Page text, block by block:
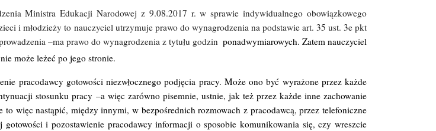
Ministra Edukacji Narodowej z 9.08.2017 r. w sprawie indywidualnego obowiązkowego
i młodzieży to nauczyciel utrzymuje prawo do wynagrodzenia na podstawie art. 35 ust. 3e pkt
–ma prawo do wynagrodzenia z tytułu godzin ponadwymiarowych. Zatem nauczyciel
może leżeć po jego stronie.
pracodawcy gotowości niezwłocznego podjęcia pracy. Może ono być wyrażone przez każde
stosunku pracy –a więc zarówno pisemnie, ustnie, jak też przez każde inne zachowanie
więc nastąpić, między innymi, w bezpośrednich rozmowach z pracodawcą, przez telefoniczne
i pozostawienie pracodawcy informacji o sposobie komunikowania się, czy wreszcie